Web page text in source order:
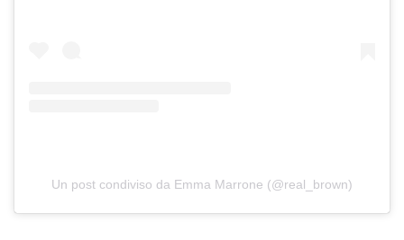
Un post condiviso da Emma Marrone (@real_brown)